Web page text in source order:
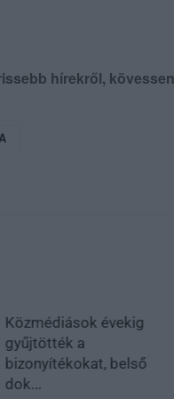
hírekről,
Közmédiások évekig
gyűjtötték a
bizonyítékokat, belső
dok...